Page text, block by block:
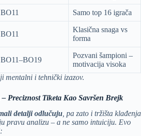
BO11 Samo top 16 igrača
BO11
Klasična snaga vs
forma
BO11–BO19
Pozvani šampioni –
motivacija visoka
mentalni i tehnički izazov.
Preciznost Tiketa Kao Savršen Brejk
detalji odlučuju , pa zato i tržišta klađenja
pravu analizu – a ne samo intuiciju. Evo